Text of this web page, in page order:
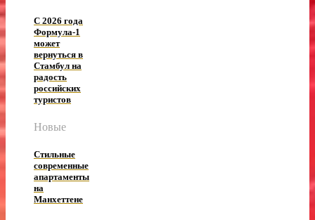
С 2026 года
Формула-1
может
вернуться в
Стамбул на
радость
российских
туристов
Новые
Стильные
современные
апартаменты
на
Манхеттене